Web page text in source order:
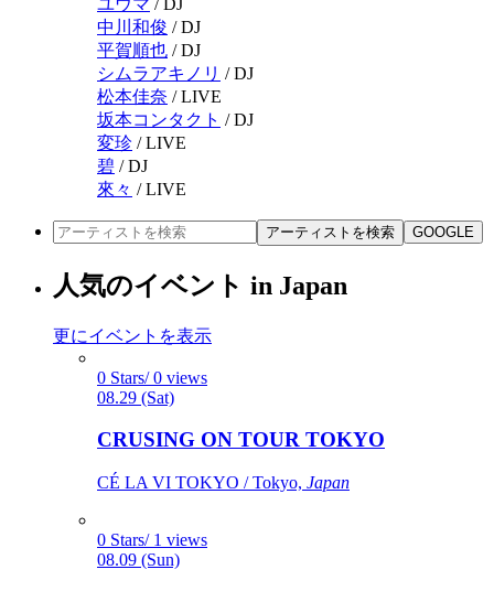
中川和俊 /DJ
平賀順也 /DJ
シムラアキノリ /DJ
松本佳奈 /LIVE
坂本コンタクト /DJ
変珍 /LIVE
碧 /DJ
來々 /LIVE
アーティストを検索 GOOGLE
人気のイベント in Japan
更にイベントを表示
0 Stars/ 0 views
08.29 (Sat)
CRUSING ON TOUR TOKYO
CÉ LA VI TOKYO / Tokyo, Japan
0 Stars/ 1 views
08.09 (Sun)